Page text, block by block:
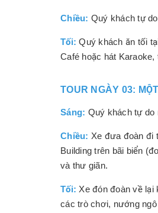
Chiều: Quý khách tự
Tối: Quý khách ăn tối
Café hoặc hát
TOUR NGÀY 03:
Sáng: Quý khách tự do
Chiều: Xe đưa đoàn đi
Building trên bãi biển
và thư giãn.
Tối: Xe đón đoàn về lại
các trò chơi, nướng